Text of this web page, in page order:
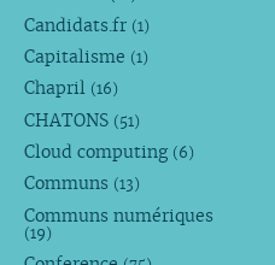
Candidats.fr (1)
Capitalisme (1)
Chapril (16)
CHATONS (51)
Cloud computing (6)
Communs (13)
Communs numériques
(19)